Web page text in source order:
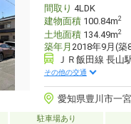
間取り 4LDK
建物面積100.84m2
土地面積134.49m2
築年月 2018年9月(築
ＪＲ飯田線 長山
その他の交通
愛知県豊川市一
駐車場あり